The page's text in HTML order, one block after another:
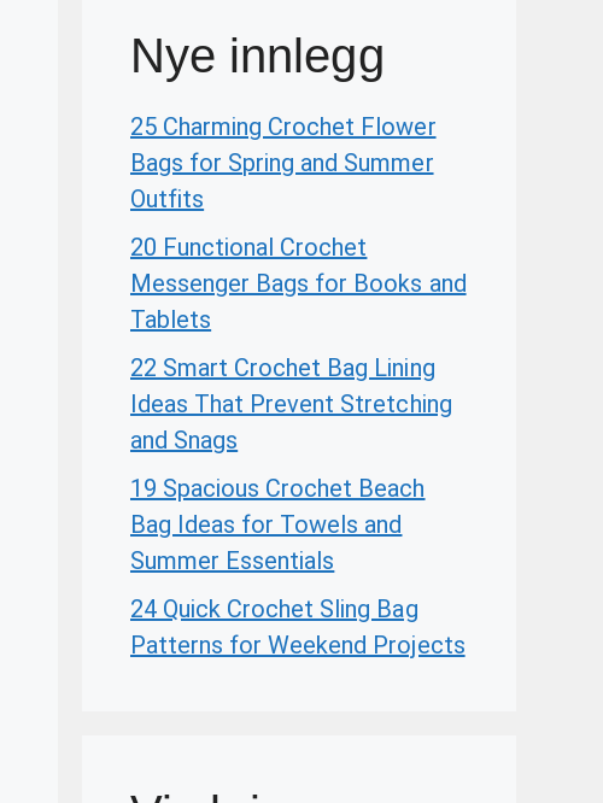
Nye innlegg
25 Charming Crochet Flower
Bags for Spring and Summer
Outfits
20 Functional Crochet
Messenger Bags for Books and
Tablets
22 Smart Crochet Bag Lining
Ideas That Prevent Stretching
and Snags
19 Spacious Crochet Beach
Bag Ideas for Towels and
Summer Essentials
24 Quick Crochet Sling Bag
Patterns for Weekend Projects